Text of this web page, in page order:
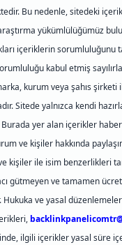
Bu nedenle, sitedeki
yükümlülüğümüz
içeriklerin sorumluluğunu
kabul etmiş
kurum veya şahıs şirketi
Sitede yalnızca kendi
Burada yer alan içerikler
ve kişiler hakkında
kişiler ile isim benzerlikleri
gütmeyen ve tamamen
ve yasal
ilgili içerikler yasal süre